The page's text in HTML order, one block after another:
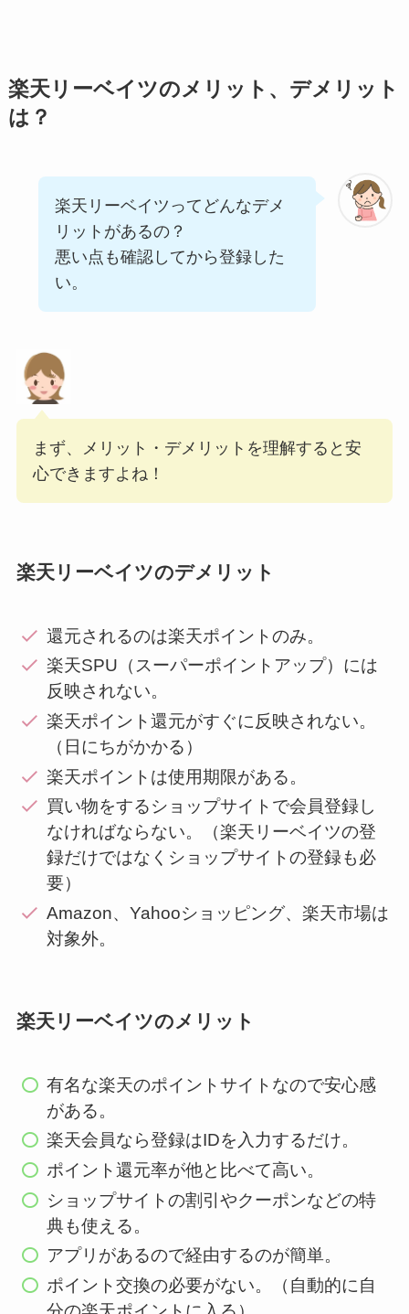
楽天リーベイツのメリット、デメリット
は？
楽天リーベイツってどんなデメ
リットがあるの？
悪い点も確認してから登録した
い。
まず、メリット・デメリットを理解すると安
心できますよね！
楽天リーベイツのデメリット
還元されるのは楽天ポイントのみ。
楽天SPU（スーパーポイントアップ）には
反映されない。
楽天ポイント還元がすぐに反映されない。
（日にちがかかる）
楽天ポイントは使用期限がある。
買い物をするショップサイトで会員登録し
なければならない。（楽天リーベイツの登
録だけではなくショップサイトの登録も必
要）
Amazon、Yahooショッピング、楽天市場は
対象外。
楽天リーベイツのメリット
有名な楽天のポイントサイトなので安心感
がある。
楽天会員なら登録はIDを入力するだけ。
ポイント還元率が他と比べて高い。
ショップサイトの割引やクーポンなどの特
典も使える。
アプリがあるので経由するのが簡単。
ポイント交換の必要がない。（自動的に自